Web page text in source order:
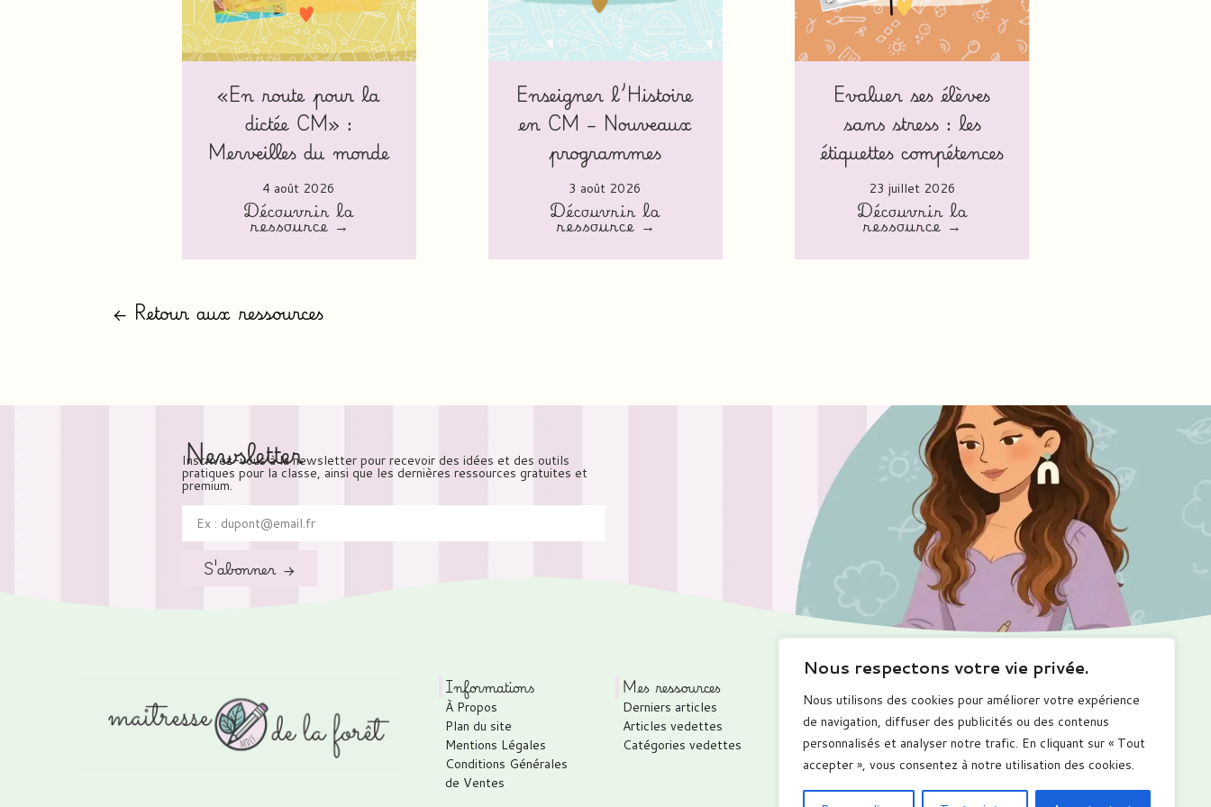
Nous respectons votre vie privée.
Nous utilisons des cookies pour améliorer votre expérience
de navigation, diffuser des publicités ou des contenus
personnalisés et analyser notre trafic. En cliquant sur « Tout
accepter », vous consentez à notre utilisation des cookies.
«En route pour la
dictée CM» :
Merveilles du monde
4 août 2026
Découvrir la
ressource →
Enseigner l’Histoire
en CM – Nouveaux
programmes
3 août 2026
Découvrir la
ressource →
Evaluer ses élèves
sans stress : les
étiquettes compétences
23 juillet 2026
Découvrir la
ressource →
← Retour aux ressources
Newsletter
Inscrivez-vous à la newsletter pour recevoir des idées et des outils
pratiques pour la classe, ainsi que les dernières ressources gratuites et
premium.
S'abonner →
Informations
À Propos
Plan du site
Mentions Légales
Conditions Générales
de Ventes
Mes ressources
Derniers articles
Articles vedettes
Catégories vedettes
Promotions
Calendriers
Carnets numérique
Tous les produits